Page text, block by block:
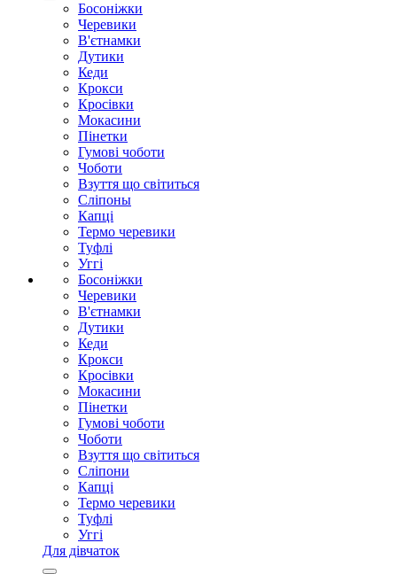
Босоніжки
Черевики
В'єтнамки
Дутики
Кеди
Крокси
Кросівки
Мокасини
Пінетки
Гумові чоботи
Чоботи
Взуття що світиться
Сліпоны
Капці
Термо черевики
Туфлі
Уггі
Босоніжки
Черевики
В'єтнамки
Дутики
Кеди
Крокси
Кросівки
Мокасини
Пінетки
Гумові чоботи
Чоботи
Взуття що світиться
Сліпони
Капці
Термо черевики
Туфлі
Уггі
Для дівчаток